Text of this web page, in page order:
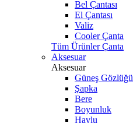
Bel Çantası
El Çantası
Valiz
Cooler Çanta
Tüm Ürünler Çanta
Aksesuar
Aksesuar
Güneş Gözlüğü
Şapka
Bere
Boyunluk
Havlu